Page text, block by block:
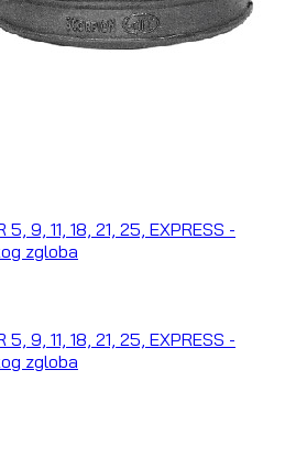
5, 9, 11, 18, 21, 25, EXPRESS -
zgloba
5, 9, 11, 18, 21, 25, EXPRESS -
zgloba